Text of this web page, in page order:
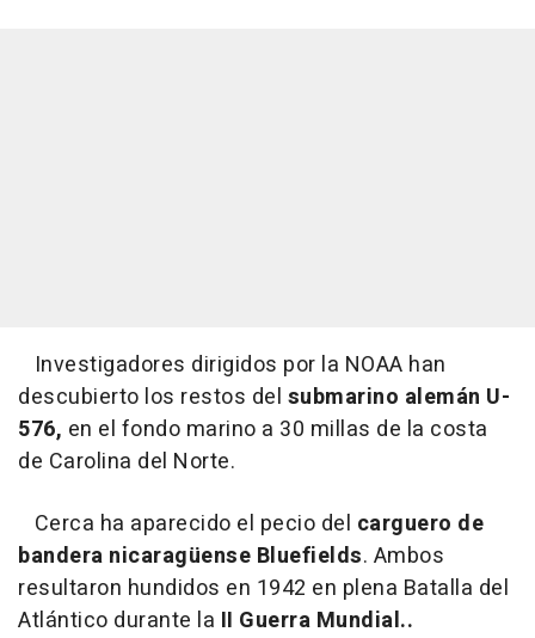
Investigadores dirigidos por la NOAA han
descubierto los restos del submarino alemán U-
576, en el fondo marino a 30 millas de la costa
de Carolina del Norte.
Cerca ha aparecido el pecio del carguero de
bandera nicaragüense Bluefields. Ambos
resultaron hundidos en 1942 en plena Batalla del
Atlántico durante la II Guerra Mundial..